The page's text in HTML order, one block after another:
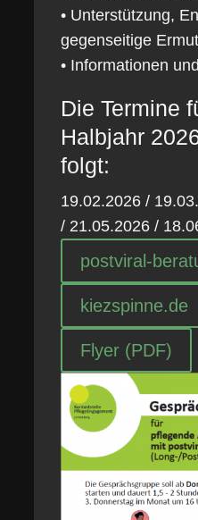
• Unterstützung,
gegenseitige
• Informationen
Die Termine
Halbjahr
folgt:
19.02.2026 /
/ 21.05.2026 /
postviral-
kiezspinne.de
Flyer (PDF)